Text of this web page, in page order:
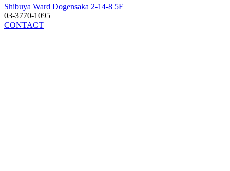
Shibuya Ward Dogensaka 2-14-8 5F
03-3770-1095
CONTACT